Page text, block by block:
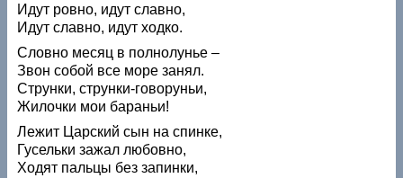
Идут ровно, идут славно,
Идут славно, идут ходко.
Словно месяц в полнолунье –
Звон собой все море занял.
Струнки, струнки-говоруньи,
Жилочки мои бараньи!
Лежит Царский сын на спинке,
Гусельки зажал любовно,
Ходят пальцы без запинки,